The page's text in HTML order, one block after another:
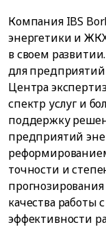
Компания IBS
энергетики и
в своем
для
Центра
спектр услуг и
поддержку
предприятий
точности и
качества
эффективности